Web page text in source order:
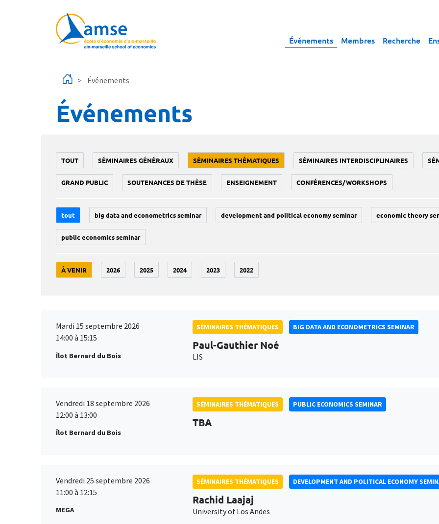
Événements Membres Recherche
Événements
Événements
TOUT SÉMINAIRES GÉNÉRAUX SÉMINAIRES THÉMATIQUES SÉMINAIRES INTERDISCIPLINAIRES
GRAND PUBLIC SOUTENANCES DE THÈSE ENSEIGNEMENT CONFÉRENCES/WORKSHOPS
tout big data and econometrics seminar development and political economy seminar economic theory
public economics seminar
À VENIR 2026 2025 2024 2023 2022
Mardi 15 septembre 2026
14:00 à 15:15
Îlot Bernard du Bois
SÉMINAIRES THÉMATIQUES BIG DATA AND ECONOMETRICS SEMINAR
Paul-Gauthier Noé
LIS
Vendredi 18 septembre 2026
12:00 à 13:00
Îlot Bernard du Bois
SÉMINAIRES THÉMATIQUES PUBLIC ECONOMICS SEMINAR
TBA
Vendredi 25 septembre 2026
11:00 à 12:15
MEGA
SÉMINAIRES THÉMATIQUES DEVELOPMENT AND POLITICAL ECONOMY
Rachid Laajaj
University of Los Andes